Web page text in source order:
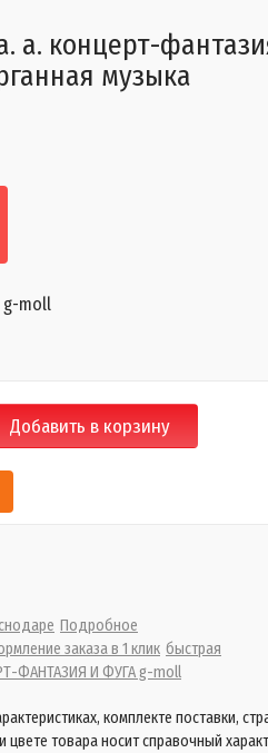
а. концерт-
музыка
g-moll
Добавить в корзину
Подробное
заказа в 1 клик быстрая
ФАНТАЗИЯ И ФУГА g-moll
комплекте поставки,
товара носит справочный